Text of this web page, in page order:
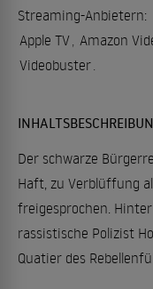
Streaming-Anbietern:
Apple TV, Amazon
Videobuster.
Der schwarze
Haft, zu Verblüffung
freigesprochen.
rassistische Polizist
Quatier des